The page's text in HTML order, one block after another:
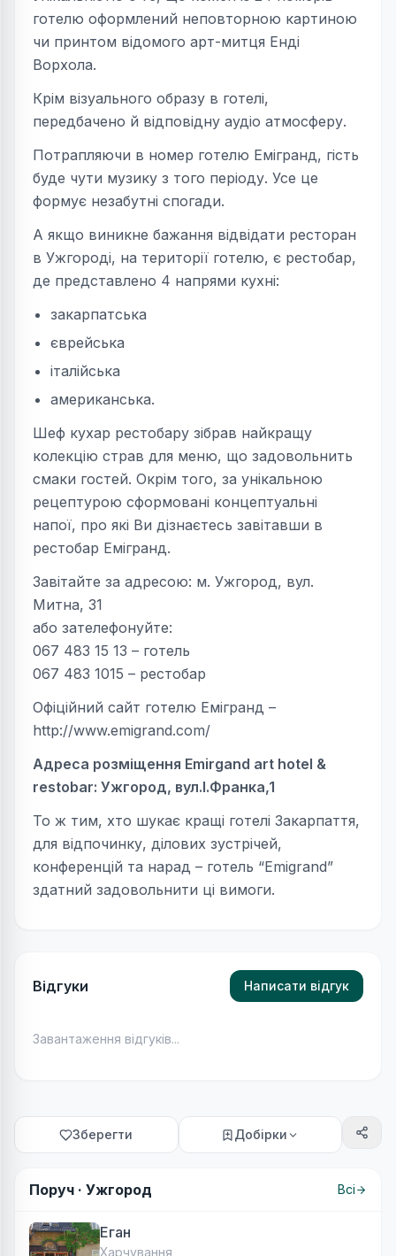
готелю оформлений неповторною картиною
чи принтом відомого арт-митця Енді
Ворхола.
Крім візуального образу в готелі,
передбачено й відповідну аудіо атмосферу.
Потрапляючи в номер готелю Емігранд, гість
буде чути музику з того періоду. Усе це
формує незабутні спогади.
А якщо виникне бажання відвідати ресторан
в Ужгороді, на території готелю, є рестобар,
де представлено 4 напрями кухні:
закарпатська
єврейська
італійська
американська.
Шеф кухар рестобару зібрав найкращу
колекцію страв для меню, що задовольнить
смаки гостей. Окрім того, за унікальною
рецептурою сформовані концептуальні
напої, про які Ви дізнаєтесь завітавши в
рестобар Емігранд.
Завітайте за адресою: м. Ужгород, вул.
Митна, 31
або зателефонуйте:
067 483 15 13 – готель
067 483 1015 – рестобар
Офіційний сайт готелю Емігранд –
http://www.emigrand.com/
Адреса розміщення Emirgand art hotel &
restobar: Ужгород, вул.І.Франка,1
То ж тим, хто шукає кращі готелі Закарпаття,
для відпочинку, ділових зустрічей,
конференцій та нарад – готель “Emigrand”
здатний задовольнити ці вимоги.
Відгуки Написати відгук
Завантаження відгуків...
Зберегти Добірки
Поруч · Ужгород Всі
Еган
Харчування